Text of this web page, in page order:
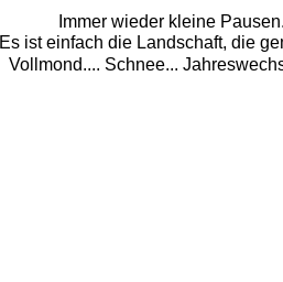
Immer wieder kleine
Es ist einfach die Landschaft, die
Vollmond.... Schnee...